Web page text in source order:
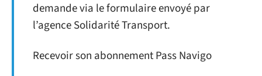
demande via le formulaire envoyé par
l’agence Solidarité Transport.
Recevoir son abonnement Pass Navigo